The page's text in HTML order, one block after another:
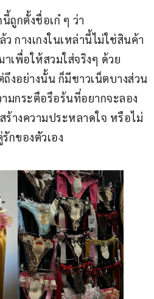
ถูกตั้งชื่อเก๋ ๆ ว่า
ว กางเกงในเหล่านี้ไม่ใช่สินค้า
เพื่อให้สวมใส่จริงๆ ด้วย
งอย่างนั้น ก็มีชาวเน็ตบางส่วน
มกระตือรือร้นที่อยากจะลอง
ร้างความประหลาดใจ หรือไม่
กของตัวเอง